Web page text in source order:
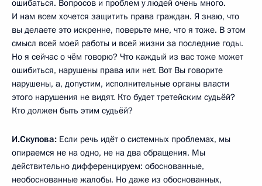
ошибаться. Вопросов и проблем у людей очень много.
И нам всем хочется защитить права граждан. Я знаю, что
вы делаете это искренне, поверьте мне, что я тоже. В этом
смысл всей моей работы и всей жизни за последние годы.
Но я сейчас о чём говорю? Что каждый из вас тоже может
ошибиться, нарушены права или нет. Вот Вы говорите
нарушены, а, допустим, исполнительные органы власти
этого нарушения не видят. Кто будет третейским судьёй?
Кто должен быть этим судьёй?
И.Скупова: Если речь идёт о системных проблемах, мы
опираемся не на одно, не на два обращения. Мы
действительно дифференцируем: обоснованные,
необоснованные жалобы. Но даже из обоснованных,